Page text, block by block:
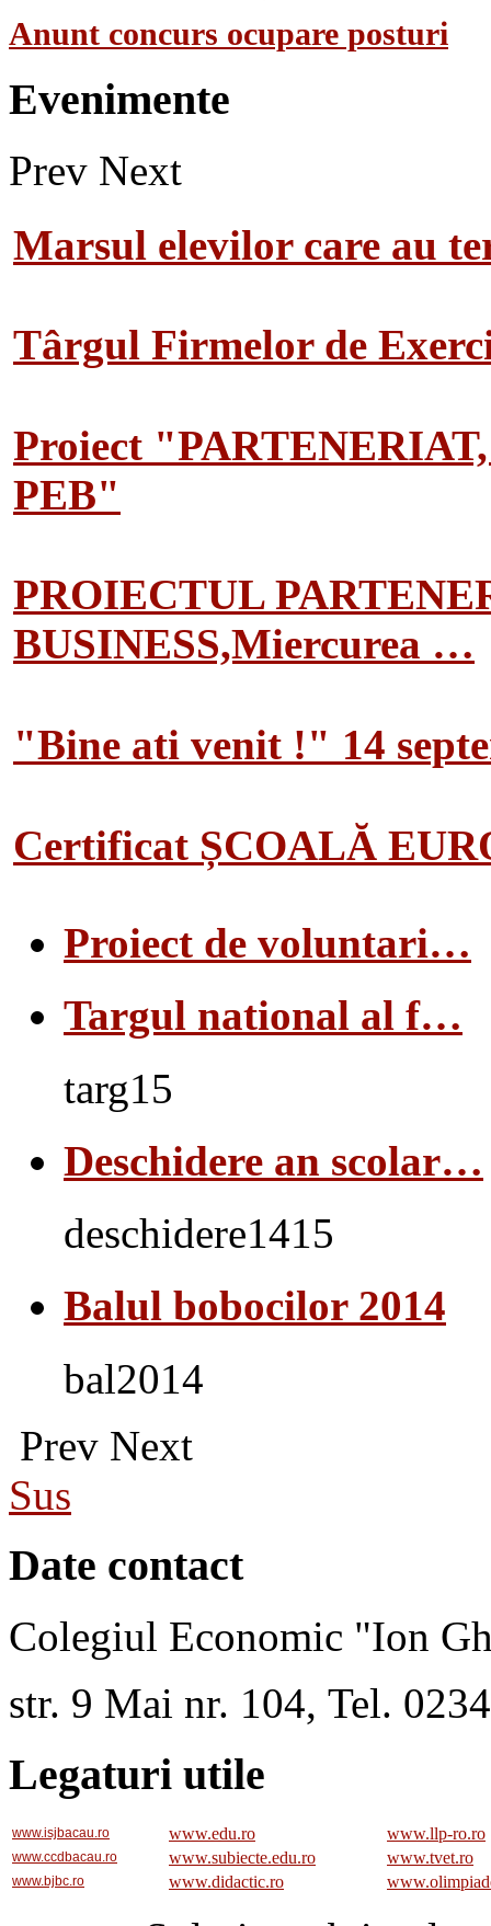
Anunt concurs ocupare posturi
Evenimente
Prev Next
Marsul elevilor care au
Târgul Firmelor de
Proiect
PEB"
PROIECTUL
BUSINESS,Miercurea …
"Bine ati venit !" 14
Certificat ȘCOALĂ
Proiect de voluntari…
Targul national al f…
targ15
Deschidere an scolar…
deschidere1415
Balul bobocilor 2014
bal2014
Prev Next
Sus
Date contact
Colegiul Economic "Ion
str. 9 Mai nr. 104, Tel.
Legaturi utile
www.isjbacau.ro www.edu.ro www.llp-ro.ro
www.ccdbacau.ro www.subiecte.edu.ro www.tvet.ro
www.bjbc.ro www.didactic.ro